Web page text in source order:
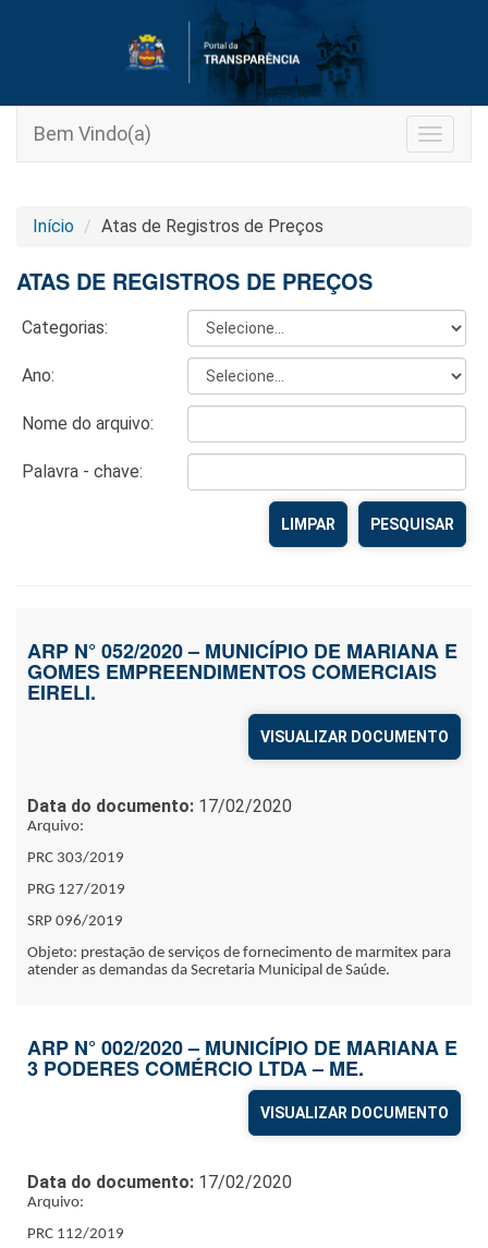
Toggle
Bem Vindo(a)
Início Atas de Registros de Preços
ATAS DE REGISTROS DE PREÇOS
Categorias:
Ano:
Nome do arquivo:
Palavra - chave:
LIMPAR
ARP N° 052/2020 – MUNICÍPIO DE MARIANA E
GOMES EMPREENDIMENTOS COMERCIAIS
EIRELI.
VISUALIZAR DOCUMENTO
Data do documento: 17/02/2020
Arquivo:
PRC 303/2019
PRG 127/2019
SRP 096/2019
Objeto: prestação de serviços de fornecimento de marmitex para
atender as demandas da Secretaria Municipal de Saúde.
ARP N° 002/2020 – MUNICÍPIO DE MARIANA E
3 PODERES COMÉRCIO LTDA – ME.
VISUALIZAR DOCUMENTO
Data do documento: 17/02/2020
Arquivo:
PRC 112/2019